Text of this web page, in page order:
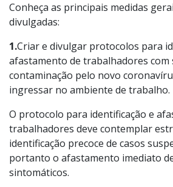
Conheça as principais medidas
divulgadas:
1.Criar e divulgar protocolos para
afastamento de trabalhadores com
contaminação pelo novo
ingressar no ambiente de trabalho.
O protocolo para identificação e
trabalhadores deve contemplar
identificação precoce de casos
portanto o afastamento imediato
sintomáticos.